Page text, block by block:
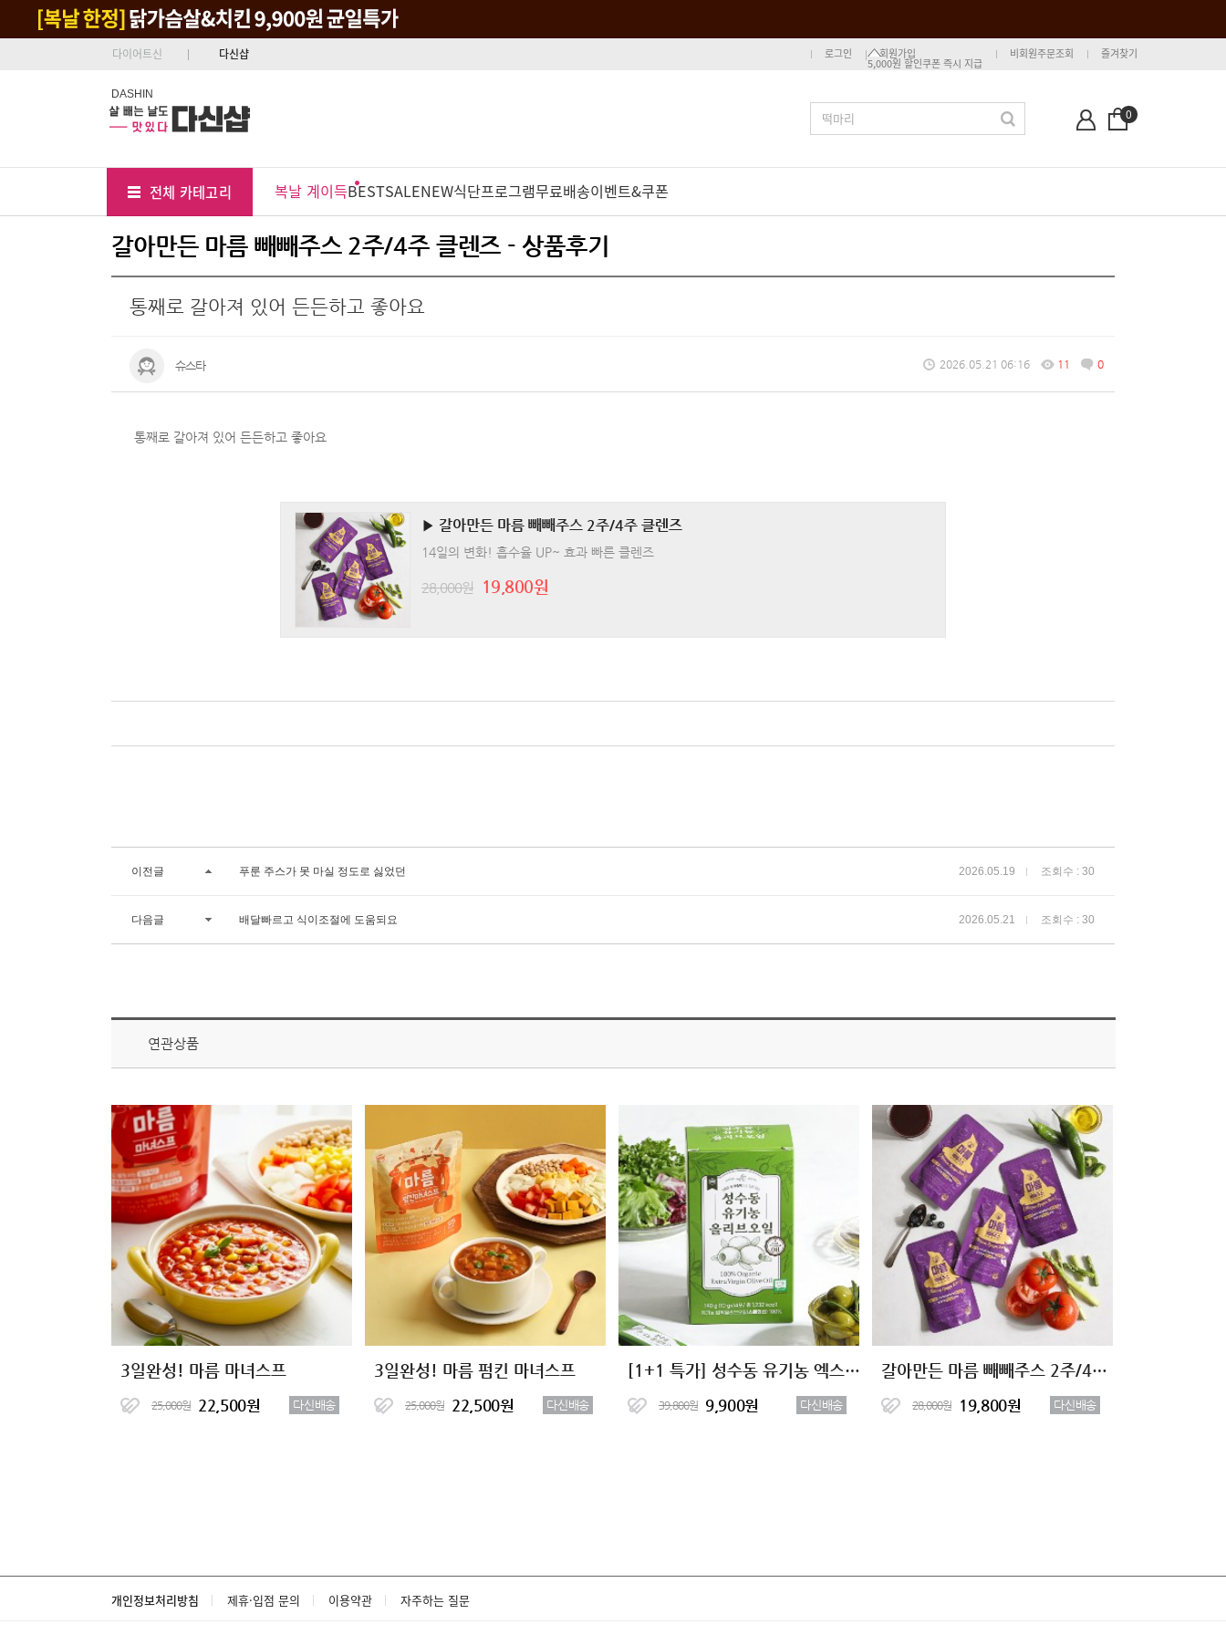
다이어트신 다신샵 로그인 회원가입
5,000원 할인쿠폰 즉시 지급
비회원주문조회 즐겨찾기
DASHIN
0
전체 카테고리 복날 계이득BESTSALENEW식단프로그램무료배송이벤트&쿠폰
갈아만든 마름 빼빼주스 2주/4주 클렌즈 - 상품후기
통째로 갈아져 있어 든든하고 좋아요
슈스타 2026.05.21 06:16 11 0
통째로 갈아져 있어 든든하고 좋아요
▶ 갈아만든 마름 빼빼주스 2주/4주 클렌즈
14일의 변화! 흡수율 UP~ 효과 빠른 클렌즈
28,000원 19,800원
이전글 푸룬 주스가 못 마실 정도로 싫었던 2026.05.19 조회수 : 30
다음글 배달빠르고 식이조절에 도움되요 2026.05.21 조회수 : 30
연관상품
3일완성! 마름 마녀스프
25,000원 22,500원 다신배송
3일완성! 마름 펌킨 마녀스프
25,000원 22,500원 다신배송
[1+1 특가] 성수동 유기농 엑스트라버진 올리브오일 100%
39,800원 9,900원 다신배송
갈아만든 마름 빼빼주스 2주/4주 클렌즈
28,000원 19,800원 다신배송
개인정보처리방침 제휴·입점 문의 이용약관 자주하는 질문